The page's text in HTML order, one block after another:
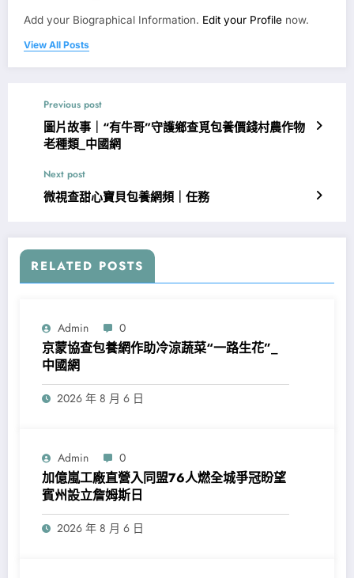
Add your Biographical Information. Edit your Profile now.
View All Posts
Previous post
圖片故事｜“有牛哥”守護鄉查覓包養價錢村農作物
老種類_中國網
Next post
微視查甜心寶貝包養網頻｜任務
RELATED POSTS
Admin 0
京蒙協查包養網作助冷涼蔬菜“一路生花”_
中國網
2026 年 8 月 6 日
Admin 0
加億嵐工廠直營入同盟76人燃全城爭冠盼望
賓州設立詹姆斯日
2026 年 8 月 6 日